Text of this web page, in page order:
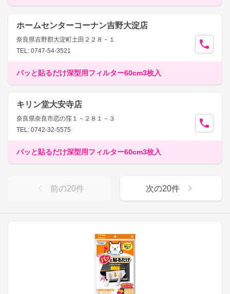
ホームセンターコーナン吉野大淀店
奈良県吉野郡大淀町土田２２８－１
TEL: 0747-54-3521
パッと貼るだけ深型用フィルター60cm3枚入
キリン堂大安寺店
奈良県奈良市恋の窪１－２８１－３
TEL: 0742-32-5575
パッと貼るだけ深型用フィルター60cm3枚入
前の20件 次の20件